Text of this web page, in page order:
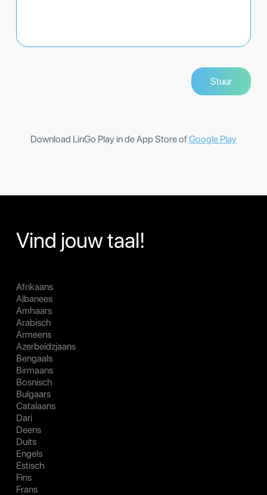
Download LinGo Play in de App Store ofGoogle Play
Vind jouw taal!
Afrikaans
Albanees
Amhaars
Arabisch
Armeens
Azerbeidzjaans
Bengaals
Birmaans
Bosnisch
Bulgaars
Catalaans
Dari
Deens
Duits
Engels
Estisch
Fins
Frans